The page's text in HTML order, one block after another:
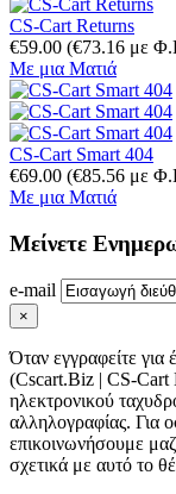
CS-Cart Returns
€59.00 (€73.16 με
Με μια Ματιά
CS-Cart Smart 404
€69.00 (€85.56 με
Με μια Ματιά
Μείνετε
e-mail
×
Όταν εγγραφείτε για
(Cscart.Biz | CS-Cart
ηλεκτρονικού
αλληλογραφίας. Για
επικοινωνήσουμε
σχετικά με αυτό το